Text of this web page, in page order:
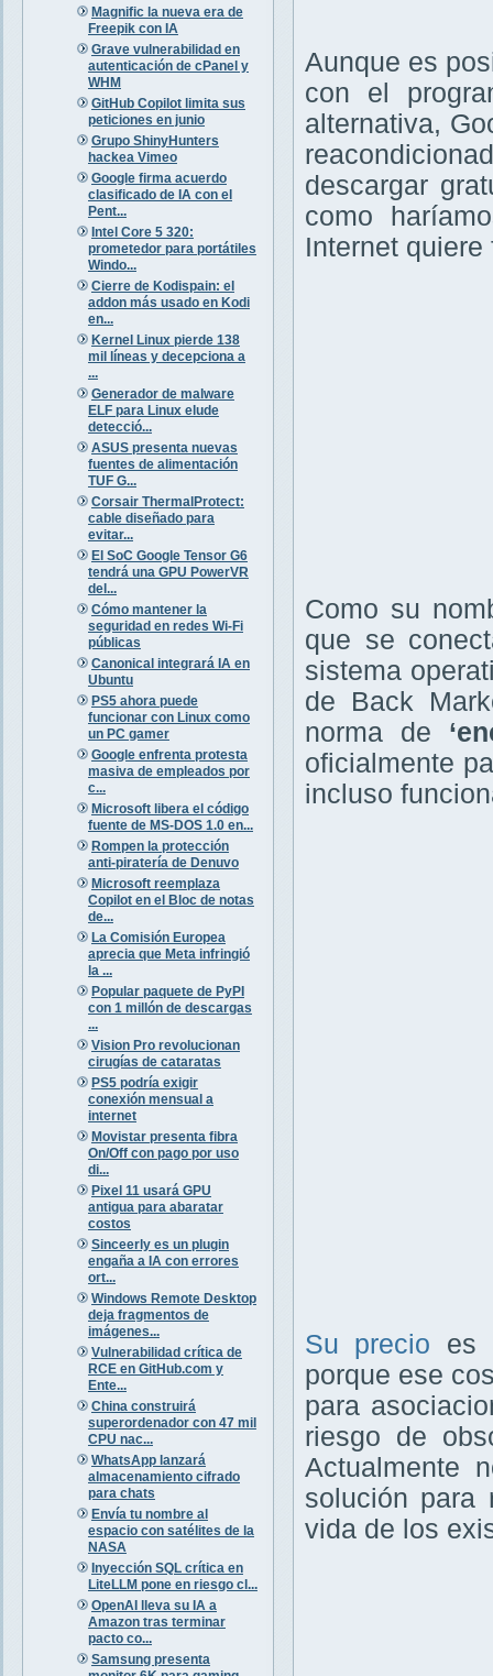
Magnific la nueva era de
Freepik con IA
Grave vulnerabilidad en
autenticación de cPanel y
WHM
GitHub Copilot limita sus
peticiones en junio
Grupo ShinyHunters
hackea Vimeo
Google firma acuerdo
clasificado de IA con el
Pent...
Intel Core 5 320:
prometedor para portátiles
Windo...
Cierre de Kodispain: el
addon más usado en Kodi
en...
Kernel Linux pierde 138
mil líneas y decepciona a
...
Generador de malware
ELF para Linux elude
detecció...
ASUS presenta nuevas
fuentes de alimentación
TUF G...
Corsair ThermalProtect:
cable diseñado para
evitar...
El SoC Google Tensor G6
tendrá una GPU PowerVR
del...
Cómo mantener la
seguridad en redes Wi-Fi
públicas
Canonical integrará IA en
Ubuntu
PS5 ahora puede
funcionar con Linux como
un PC gamer
Google enfrenta protesta
masiva de empleados por
c...
Microsoft libera el código
fuente de MS-DOS 1.0 en...
Rompen la protección
anti-piratería de Denuvo
Microsoft reemplaza
Copilot en el Bloc de notas
de...
La Comisión Europea
aprecia que Meta infringió
la ...
Popular paquete de PyPI
con 1 millón de descargas
...
Vision Pro revolucionan
cirugías de cataratas
PS5 podría exigir
conexión mensual a
internet
Movistar presenta fibra
On/Off con pago por uso
di...
Pixel 11 usará GPU
antigua para abaratar
costos
Sinceerly es un plugin
engaña a IA con errores
ort...
Windows Remote Desktop
deja fragmentos de
imágenes...
Vulnerabilidad crítica de
RCE en GitHub.com y
Ente...
China construirá
superordenador con 47 mil
CPU nac...
WhatsApp lanzará
almacenamiento cifrado
para chats
Envía tu nombre al
espacio con satélites de la
NASA
Inyección SQL crítica en
LiteLLM pone en riesgo cl...
OpenAI lleva su IA a
Amazon tras terminar
pacto co...
Samsung presenta
Aunque es
con el
alternativa,
descargar
como
Internet
Como su
que se
sistema
de Back
norma de
oficialmente
incluso
Su precio es
porque ese
para
riesgo de
Actualmente
solución para
vida de los